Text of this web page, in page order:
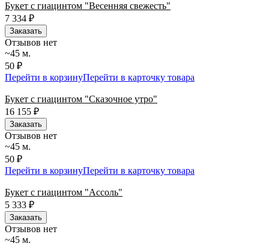
Букет с гиацинтом "Весенняя свежесть"
7 334 ₽
Заказать
Отзывов нет
~45 м.
50 ₽
Перейти в корзинуПерейти в карточку товара
Букет с гиацинтом "Сказочное утро"
16 155 ₽
Заказать
Отзывов нет
~45 м.
50 ₽
Перейти в корзинуПерейти в карточку товара
Букет с гиацинтом "Ассоль"
5 333 ₽
Заказать
Отзывов нет
~45 м.